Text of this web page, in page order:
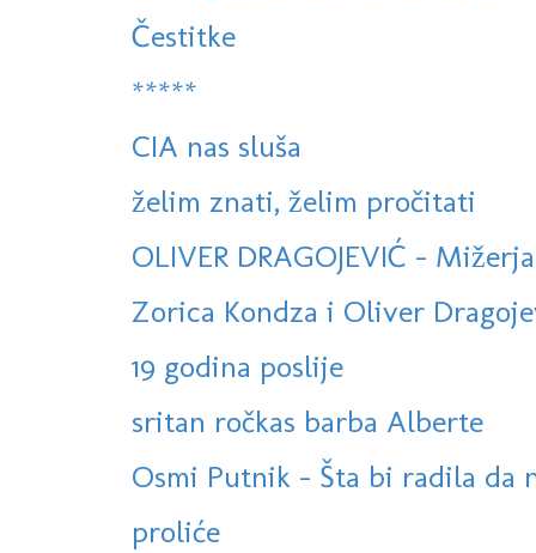
Čestitke
*****
CIA nas sluša
želim znati, želim pročitati
OLIVER DRAGOJEVIĆ - Mižerja
Zorica Kondza i Oliver
19 godina poslije
sritan ročkas barba Alberte
Osmi Putnik - Šta bi radila da
proliće